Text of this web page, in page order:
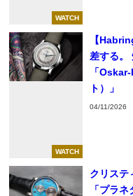
WATCH
WATCH
【
差する。
「
ト）」
04/11/2026
クリステ
「プラ